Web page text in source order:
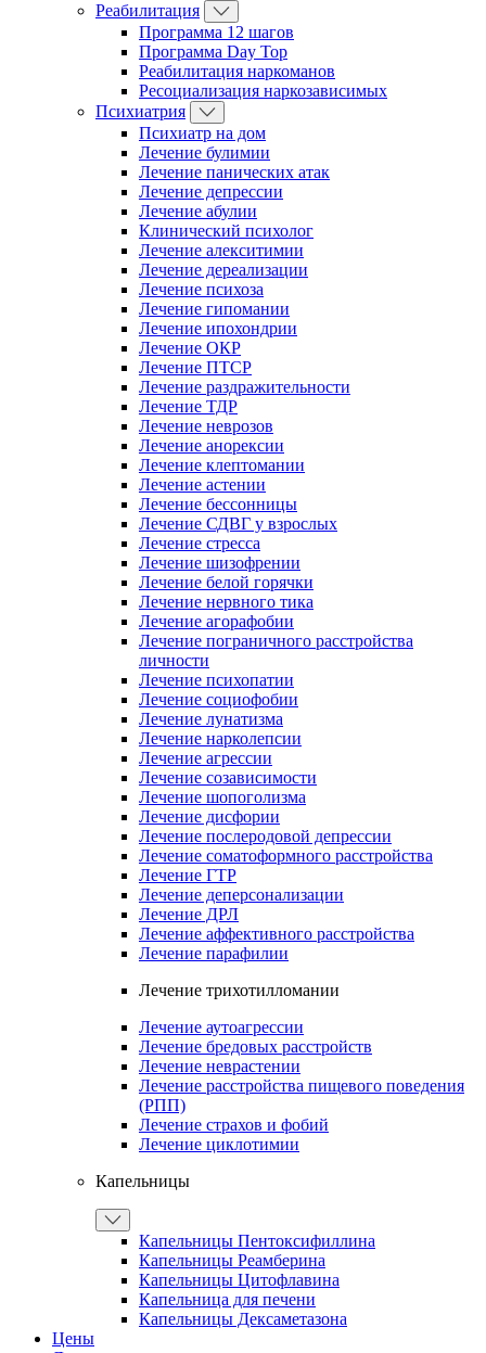
Реабилитация
Программа 12 шагов
Программа Day Top
Реабилитация наркоманов
Ресоциализация наркозависимых
Психиатрия
Психиатр на дом
Лечение булимии
Лечение панических атак
Лечение депрессии
Лечение абулии
Клинический психолог
Лечение алекситимии
Лечение дереализации
Лечение психоза
Лечение гипомании
Лечение ипохондрии
Лечение ОКР
Лечение ПТСР
Лечение раздражительности
Лечение ТДР
Лечение неврозов
Лечение анорексии
Лечение клептомании
Лечение астении
Лечение бессонницы
Лечение СДВГ у взрослых
Лечение стресса
Лечение шизофрении
Лечение белой горячки
Лечение нервного тика
Лечение агорафобии
Лечение пограничного расстройства
личности
Лечение психопатии
Лечение социофобии
Лечение лунатизма
Лечение нарколепсии
Лечение агрессии
Лечение созависимости
Лечение шопоголизма
Лечение дисфории
Лечение послеродовой депрессии
Лечение соматоформного расстройства
Лечение ГТР
Лечение деперсонализации
Лечение ДРЛ
Лечение аффективного расстройства
Лечение парафилии
Лечение трихотилломании
Лечение аутоагрессии
Лечение бредовых расстройств
Лечение неврастении
Лечение расстройства пищевого поведения
(РПП)
Лечение страхов и фобий
Лечение циклотимии
Капельницы
Капельницы Пентоксифиллина
Капельницы Реамберина
Капельницы Цитофлавина
Капельница для печени
Капельницы Дексаметазона
Цены